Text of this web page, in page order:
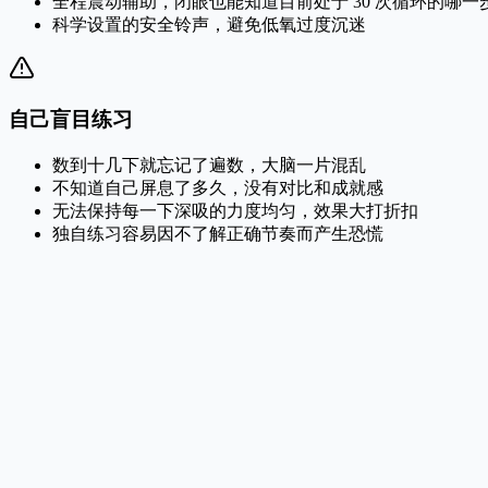
科学设置的安全铃声，避免低氧过度沉迷
自己盲目练习
数到十几下就忘记了遍数，大脑一片混乱
不知道自己屏息了多久，没有对比和成就感
无法保持每一下深吸的力度均匀，效果大打折扣
独自练习容易因不了解正确节奏而产生恐慌